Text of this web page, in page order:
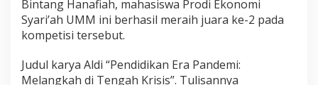
h
a
s
w
Bintang Hanafiah, mahasiswa Prodi Ekonomi
Syari’ah UMM ini berhasil meraih juara ke-2 pada
kompetisi tersebut.
Judul karya Aldi “Pendidikan Era Pandemi:
Melangkah di Tengah Krisis”. Tulisannya